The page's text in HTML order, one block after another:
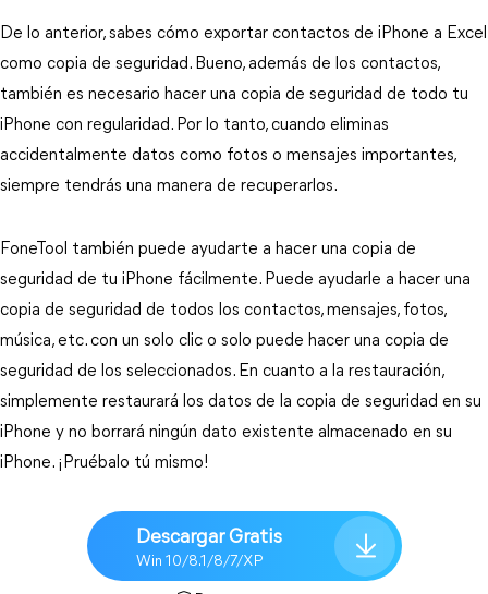
De lo anterior, sabes cómo exportar contactos de iPhone a Excel
como copia de seguridad. Bueno, además de los contactos,
también es necesario hacer una copia de seguridad de todo tu
iPhone con regularidad. Por lo tanto, cuando eliminas
accidentalmente datos como fotos o mensajes importantes,
siempre tendrás una manera de recuperarlos.
FoneTool también puede ayudarte a hacer una copia de
seguridad de tu iPhone fácilmente. Puede ayudarle a hacer una
copia de seguridad de todos los contactos, mensajes, fotos,
música, etc. con un solo clic o solo puede hacer una copia de
seguridad de los seleccionados. En cuanto a la restauración,
simplemente restaurará los datos de la copia de seguridad en su
iPhone y no borrará ningún dato existente almacenado en su
iPhone. ¡Pruébalo tú mismo!
Descargar Gratis
Win 10/8.1/8/7/XP